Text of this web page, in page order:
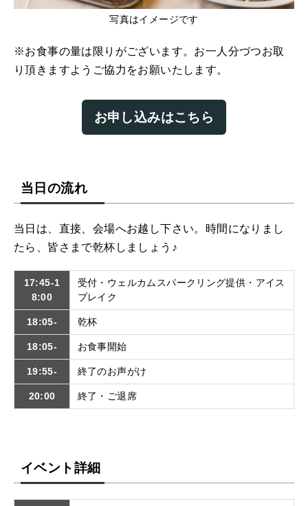
写真はイメージです
※お食事の量は限りがございます。お一人分づつお取
り頂きますようご協力をお願いたします。
お申し込みはこちら
当日の流れ
当日は、直接、会場へお越し下さい。時間になりまし
たら、皆さまで乾杯しましょう♪
17:45-1
8:00
受付・ウェルカムスパークリング提供・アイス
ブレイク
18:05- 乾杯
18:05- お食事開始
19:55- 終了のお声がけ
20:00 終了・ご退席
イベント詳細